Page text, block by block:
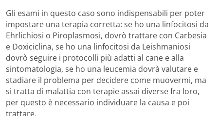
Gli esami in questo caso sono indispensabili per poter
impostare una terapia corretta: se ho una linfocitosi da
Ehrlichiosi o Piroplasmosi, dovrò trattare con Carbesia
e Doxiciclina, se ho una linfocitosi da Leishmaniosi
dovrò seguire i protocolli più adatti al cane e alla
sintomatologia, se ho una leucemia dovrà valutare e
stadiare il problema per decidere come muovermi, ma
si tratta di malattia con terapie assai diverse fra loro,
per questo è necessario individuare la causa e poi
trattare.